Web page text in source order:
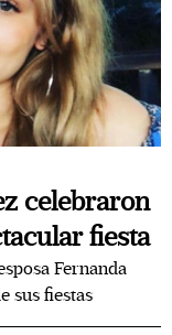
celebraron
fiesta
Fernanda
sus fiestas